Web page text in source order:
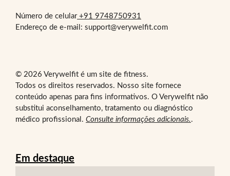
Número de celular+91 9748750931
Endereço de e-mail: support@verywelfit.com
© 2026 Verywelfit é um site de fitness.
Todos os direitos reservados. Nosso site fornece
conteúdo apenas para fins informativos. O Verywelfit não
substitui aconselhamento, tratamento ou diagnóstico
médico profissional. Consulte informações adicionais..
Em destaque